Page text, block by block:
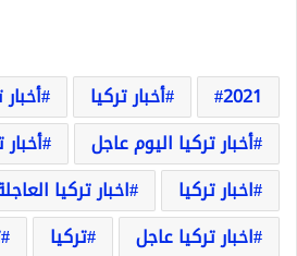
2021 أخبار تركيا
أخبار تركيا اليوم عاجل
اخبار تركيا
اخبار تركيا
اخبار تركيا عاجل
تركيا